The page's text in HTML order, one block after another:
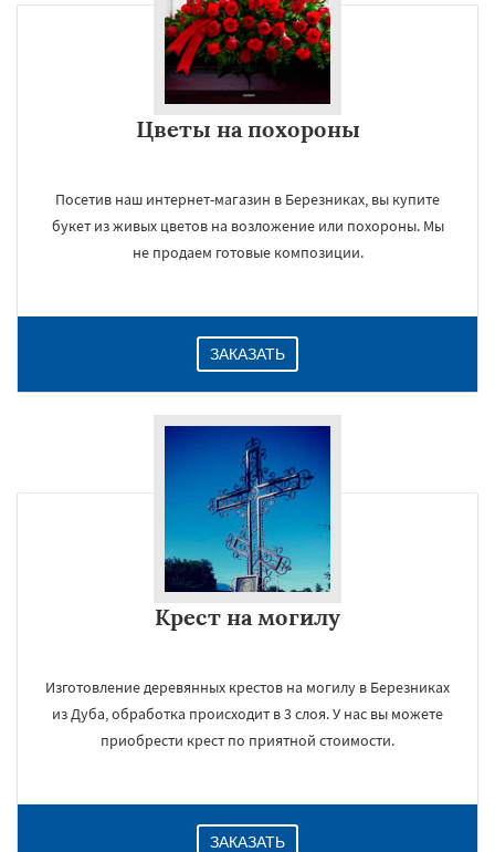
Цветы на похороны
Посетив наш интернет-магазин в Березниках, вы купите
букет из живых цветов на возложение или похороны. Мы
не продаем готовые композиции.
ЗАКАЗАТЬ
Крест на могилу
Изготовление деревянных крестов на могилу в Березниках
из Дуба, обработка происходит в 3 слоя. У нас вы можете
приобрести крест по приятной стоимости.
ЗАКАЗАТЬ